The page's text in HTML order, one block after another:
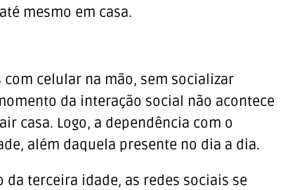
mesmo em casa.
celular na mão, sem socializar
da interação social não acontece
casa. Logo, a dependência com o
além daquela presente no dia a dia.
da terceira idade, as redes sociais se